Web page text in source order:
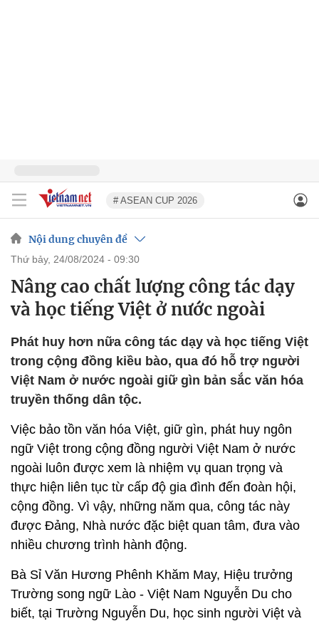
# ASEAN CUP 2026
Nội dung chuyên đề
thứ bảy, 24/08/2024 - 09:30
Nâng cao chất lượng công tác dạy
và học tiếng Việt ở nước ngoài
Phát huy hơn nữa công tác dạy và học tiếng Việt
trong cộng đồng kiều bào, qua đó hỗ trợ người
Việt Nam ở nước ngoài giữ gìn bản sắc văn hóa
truyền thống dân tộc.
Việc bảo tồn văn hóa Việt, giữ gìn, phát huy ngôn
ngữ Việt trong cộng đồng người Việt Nam ở nước
ngoài luôn được xem là nhiệm vụ quan trọng và
thực hiện liên tục từ cấp độ gia đình đến đoàn hội,
cộng đồng. Vì vậy, những năm qua, công tác này
được Đảng, Nhà nước đặc biệt quan tâm, đưa vào
nhiều chương trình hành động.
Bà Sỉ Văn Hương Phênh Khăm May, Hiệu trưởng
Trường song ngữ Lào - Việt Nam Nguyễn Du cho
biết, tại Trường Nguyễn Du, học sinh người Việt và